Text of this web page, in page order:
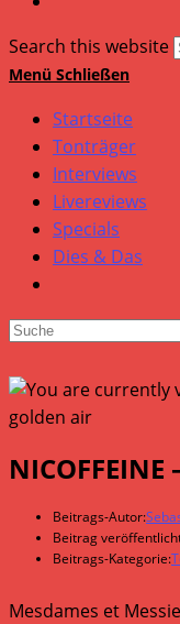
Search this website
Menü Schließen
Startseite
Tonträger
Interviews
Livereviews
Specials
Dies & Das
Beitrags-Autor:
Beitrag
Beitrags-Kategorie:
Mesdames et